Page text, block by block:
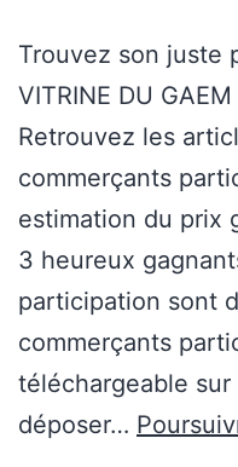
Trouvez son juste
VITRINE DU
Retrouvez les
commerçants
estimation du prix
3 heureux
participation sont
commerçants
téléchargeable
déposer…